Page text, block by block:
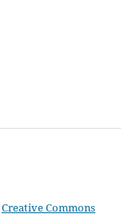
Creative Commons